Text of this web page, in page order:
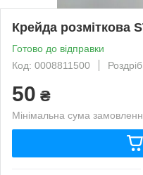
Крейда розміткова
Готово до відправки
Код: 0008811500
Роздріб
50 ₴
Мінімальна сума